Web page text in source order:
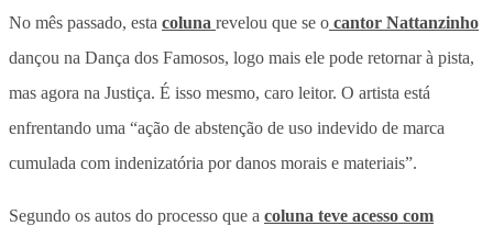
No mês passado, esta coluna revelou que se o cantor Nattanzinho
dançou na Dança dos Famosos, logo mais ele pode retornar à pista,
mas agora na Justiça. É isso mesmo, caro leitor. O artista está
enfrentando uma “ação de abstenção de uso indevido de marca
cumulada com indenizatória por danos morais e materiais”.
Segundo os autos do processo que a coluna teve acesso com